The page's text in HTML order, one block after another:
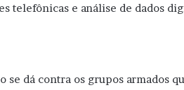
telefônicas e análise de dados
dá contra os grupos armados